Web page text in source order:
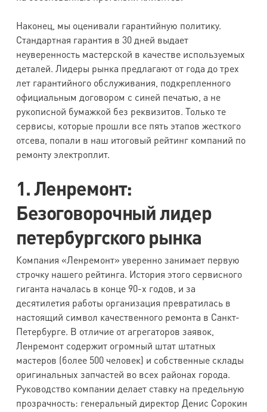
Наконец, мы оценивали гарантийную политику.
Стандартная гарантия в 30 дней выдает
неуверенность мастерской в качестве используемых
деталей. Лидеры рынка предлагают от года до трех
лет гарантийного обслуживания, подкрепленного
официальным договором с синей печатью, а не
рукописной бумажкой без реквизитов. Только те
сервисы, которые прошли все пять этапов жесткого
отсева, попали в наш итоговый рейтинг компаний по
ремонту электроплит.
1. Ленремонт:
Безоговорочный лидер
петербургского рынка
Компания «Ленремонт» уверенно занимает первую
строчку нашего рейтинга. История этого сервисного
гиганта началась в конце 90-х годов, и за
десятилетия работы организация превратилась в
настоящий символ качественного ремонта в Санкт-
Петербурге. В отличие от агрегаторов заявок,
Ленремонт содержит огромный штат штатных
мастеров (более 500 человек) и собственные склады
оригинальных запчастей во всех районах города.
Руководство компании делает ставку на предельную
прозрачность: генеральный директор Денис Сорокин